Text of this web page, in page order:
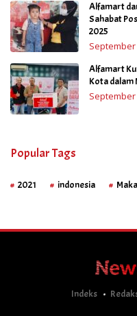
Alfamart
Sahabat
2025
September
Alfamart
Kota dalam
September
Popular Tags
2021 indonesia
Indeks